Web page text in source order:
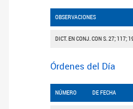
OBSERVACIONES
DICT. EN CONJ. CON S. 27;
Órdenes del Día
NÚMERO DE FECHA